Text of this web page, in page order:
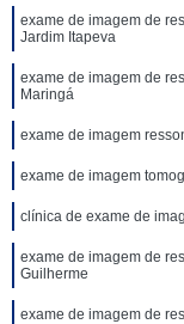
exame de imagem de
Jardim Itapeva
exame de imagem de
Maringá
exame de imagem
exame de imagem
clínica de exame de
exame de imagem de
Guilherme
exame de imagem de